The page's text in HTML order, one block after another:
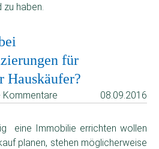
zu haben.
für
Hauskäufer?
Kommentare 08.09.2016
eine Immobilie errichten wollen
planen, stehen möglicherweise